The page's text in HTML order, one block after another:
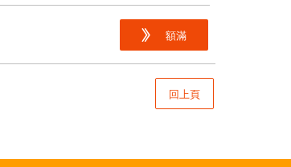
額滿
回上頁